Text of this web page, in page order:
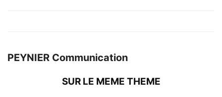
PEYNIER Communication
SUR LE MEME THEME